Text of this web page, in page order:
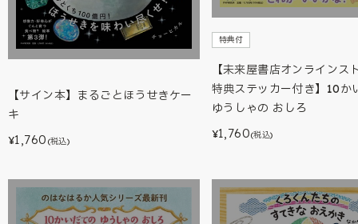
【サイン本】まるごとほうせきケー
キ
¥1,760 (税込)
特典付
【未来屋書店オンラインス
特典ステッカー付き】10か
ゆうしゃの おしろ
¥1,760(税込)